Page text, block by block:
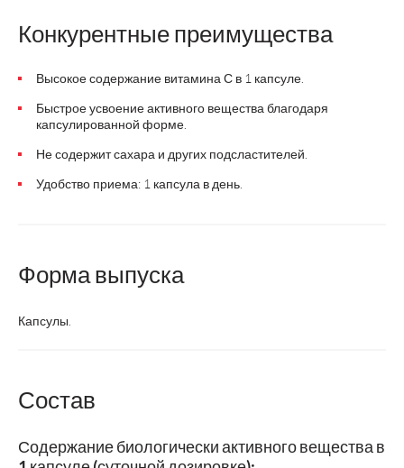
Конкурентные преимущества
Высокое содержание витамина С в 1 капсуле.
Быстрое усвоение активного вещества благодаря
капсулированной форме.
Не содержит сахара и других подсластителей.
Удобство приема: 1 капсула в день.
Форма выпуска
Капсулы.
Состав
Содержание биологически активного вещества в